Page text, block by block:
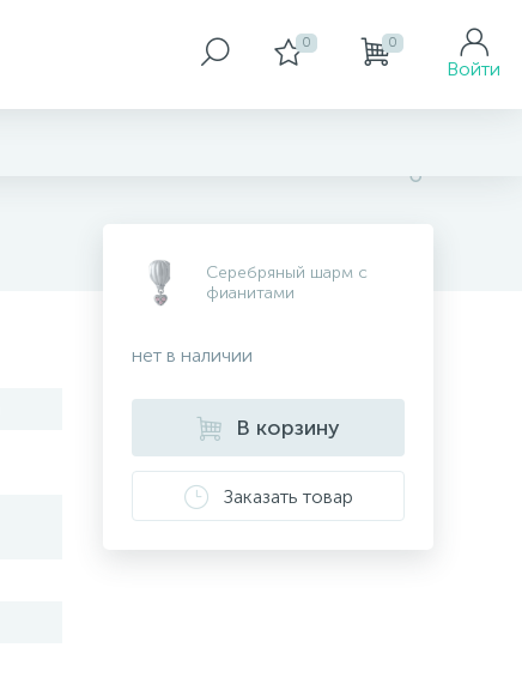
0 0
Войти
Серебряный шарм с
фианитами
нет в наличии
В корзину
Заказать товар